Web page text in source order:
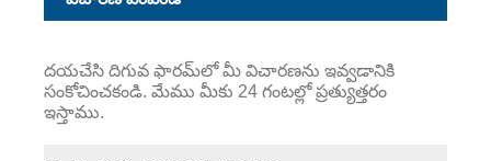
దయచేసి దిగువ ఫారమ్‌లో మీ విచారణను ఇవ్వడానికి
సంకోచించకండి. మేము మీకు 24 గంటల్లో ప్రత్యుత్తరం
ఇస్తాము.